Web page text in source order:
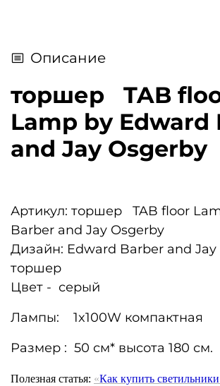
Описание
торшер TAB
Lamp by Edward
and Jay Osgerby
Артикул: торшер TAB floor
Barber and Jay Osgerby
Дизайн: Edward Barber and Jay
торшер
Цвет - серый
Лампы: 1x100W компактная
Размер : 50 см* высота 180 см.
Полезная статья: «Как купить